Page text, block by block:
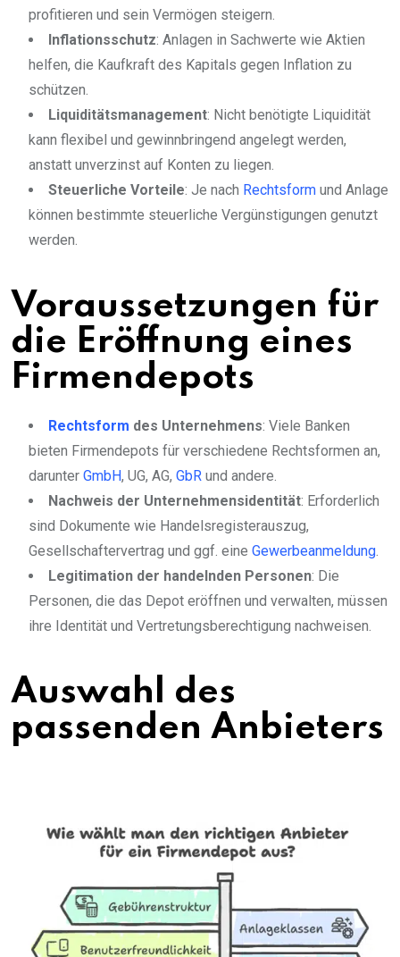
profitieren und sein Vermögen steigern.
Inflationsschutz: Anlagen in Sachwerte wie Aktien
helfen, die Kaufkraft des Kapitals gegen Inflation zu
schützen.
Liquiditätsmanagement: Nicht benötigte Liquidität
kann flexibel und gewinnbringend angelegt werden,
anstatt unverzinst auf Konten zu liegen.
Steuerliche Vorteile: Je nach Rechtsform und Anlage
können bestimmte steuerliche Vergünstigungen genutzt
werden.
Voraussetzungen für
die Eröffnung eines
Firmendepots
Rechtsform des Unternehmens: Viele Banken
bieten Firmendepots für verschiedene Rechtsformen an,
darunter GmbH, UG, AG, GbR und andere.
Nachweis der Unternehmensidentität: Erforderlich
sind Dokumente wie Handelsregisterauszug,
Gesellschaftervertrag und ggf. eine Gewerbeanmeldung.
Legitimation der handelnden Personen: Die
Personen, die das Depot eröffnen und verwalten, müssen
ihre Identität und Vertretungsberechtigung nachweisen.
Auswahl des
passenden Anbieters